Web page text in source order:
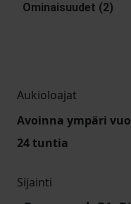
Ominaisuudet (2)
Aukioloajat
Avoinna ympäri
24 tuntia
Sijainti